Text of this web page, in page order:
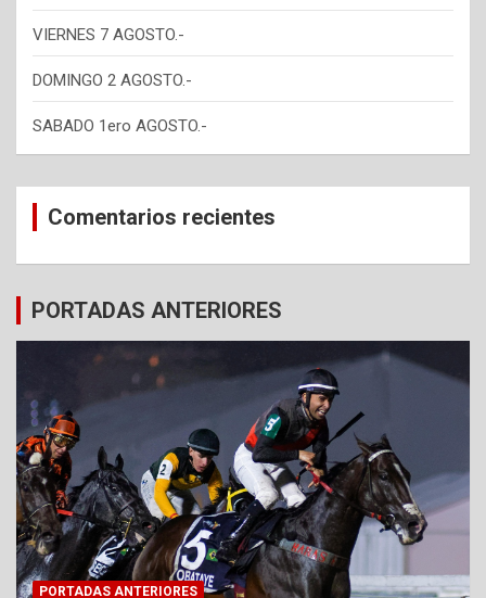
VIERNES 7 AGOSTO.-
DOMINGO 2 AGOSTO.-
SABADO 1ero AGOSTO.-
Comentarios recientes
PORTADAS ANTERIORES
PORTADAS ANTERIORES